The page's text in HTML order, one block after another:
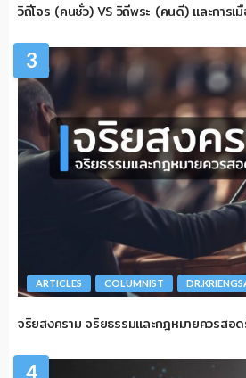
วิถีโจร (คนชั่ว) VS วิถีพระ (คนดี) และการเ
3
ARTICLES COLUMNIST
จริยสงคราม จริยธรรมและกฎหมายควรสอ
4